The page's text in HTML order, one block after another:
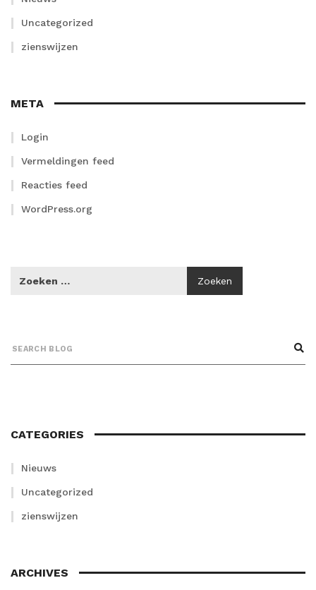
Uncategorized
zienswijzen
META
Login
Vermeldingen feed
Reacties feed
WordPress.org
CATEGORIES
Nieuws
Uncategorized
zienswijzen
ARCHIVES